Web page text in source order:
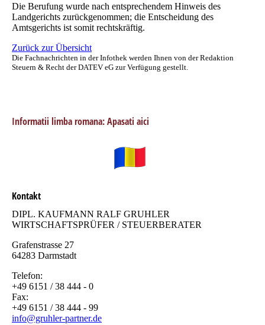
Die Berufung wurde nach entsprechendem Hinweis des
Landgerichts zurückgenommen; die Entscheidung des
Amtsgerichts ist somit rechtskräftig.
Zurück zur Übersicht
Die Fachnachrichten in der Infothek werden Ihnen von der Redaktion
Steuern & Recht der DATEV eG zur Verfügung gestellt.
Informatii limba romana: Apasati aici
Kontakt
DIPL. KAUFMANN RALF GRUHLER
WIRTSCHAFTSPRÜFER / STEUERBERATER
Grafenstrasse 27
64283 Darmstadt
Telefon:
+49 6151 / 38 444 - 0
Fax:
+49 6151 / 38 444 - 99
info@gruhler-partner.de